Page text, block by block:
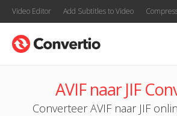
Video Editor Add Subtitles to Video
AVIF naar JIF
Converteer AVIF naar JIF